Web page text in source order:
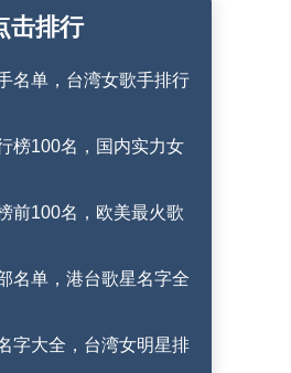
击排行
名单，台湾女歌手排行
榜100名，国内实力女
前100名，欧美最火歌
名单，港台歌星名字全
字大全，台湾女明星排